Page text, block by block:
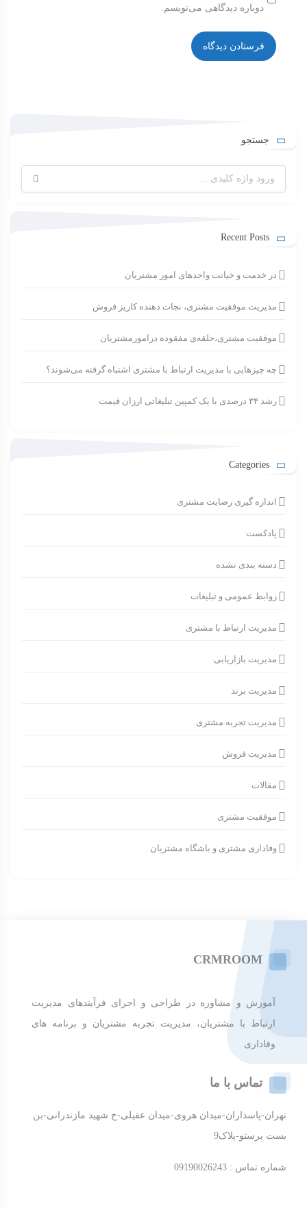
دوباره دیدگاهی می‌نویسم.
جستجو
برای:
Recent Posts
در خدمت و خیانت واحدهای امور مشتریان
مدیریت موفقیت مشتری، نجات دهنده کاریز فروش
موفقیت مشتری،حلقه‌ی مفقوده درامورمشتریان
چه چیزهایی با مدیریت ارتباط با مشتری اشتباه گرفته می‌شوند؟
رشد ۳۴ درصدی با یک کمپین تبلیغاتی ارزان قیمت
Categories
اندازه گیری رضایت مشتری
پادکست
دسته بندی نشده
روابط عمومی و تبلیغات
مدیریت ارتباط با مشتری
مدیریت بازاریابی
مدیریت برند
مدیریت تجربه مشتری
مدیریت فروش
مقالات
موفقیت مشتری
وفاداری مشتری و باشگاه مشتریان
CRMROOM
آموزش و مشاوره در طراحی و اجرای فرآیندهای مدیریت
ارتباط با مشتریان، مدیریت تجربه مشتریان و برنامه های
وفاداری
تماس با ما
تهران-پاسداران-میدان هروی-میدان عقیلی-خ شهید مازندرانی-بن
بست پرستو-پلاک9
شماره تماس : 09190026243